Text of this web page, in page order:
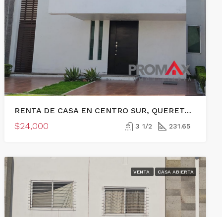
RENTA DE CASA EN CENTRO SUR, QUERETARO
$24,000 3 1/2 231.65
VENTA CASA ABIERTA